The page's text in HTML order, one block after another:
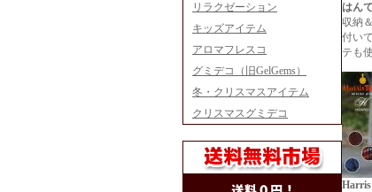
リラクゼーション
キッズアイテム
アロマフレスコ
グミデコ（旧GelGems）
冬・クリスマスアイテム
クリスマスグミデコ
はん
収納
付い
テも
Harris